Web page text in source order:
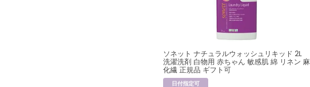
ソネット ナチュラルウォッシュリキッド 2L
洗濯洗剤 白物用 赤ちゃん 敏感肌 綿 リネン 麻
化繊 正規品 ギフト可
日付指定可